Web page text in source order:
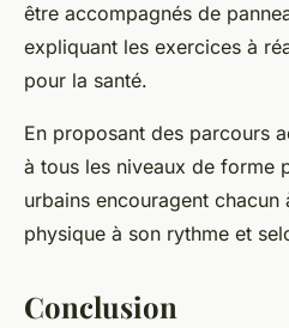
être accompagnés de
expliquant les exercices à
pour la santé.
En proposant des parcours
à tous les niveaux de forme
urbains encouragent
physique à son rythme et
Conclusion